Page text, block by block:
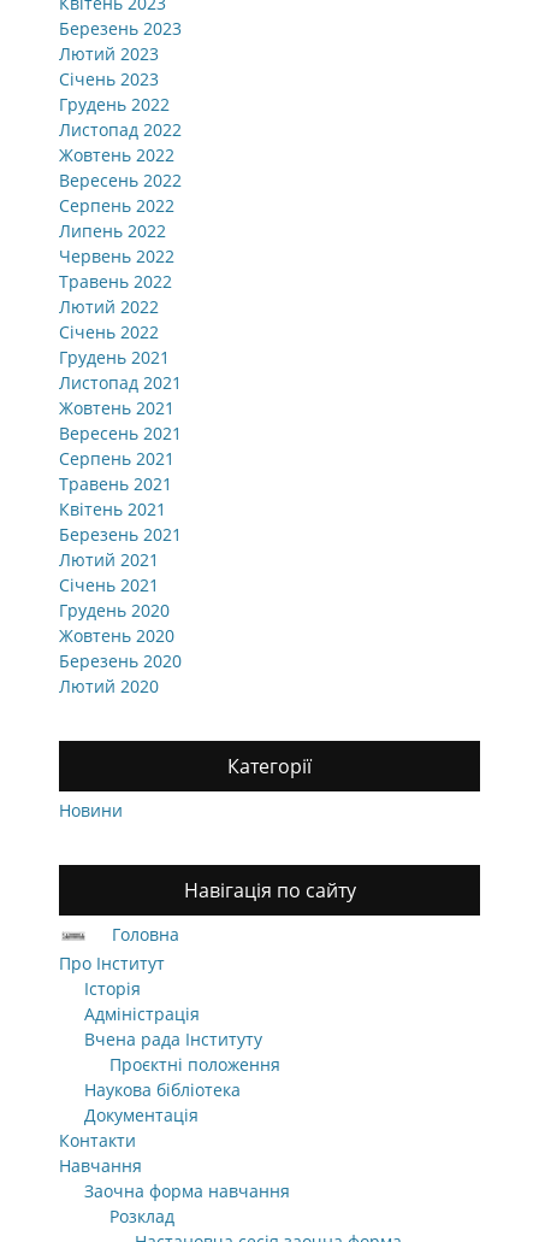
Березень 2023
Лютий 2023
Січень 2023
Грудень 2022
Листопад 2022
Жовтень 2022
Вересень 2022
Серпень 2022
Липень 2022
Червень 2022
Травень 2022
Лютий 2022
Січень 2022
Грудень 2021
Листопад 2021
Жовтень 2021
Вересень 2021
Серпень 2021
Травень 2021
Квітень 2021
Березень 2021
Лютий 2021
Січень 2021
Грудень 2020
Жовтень 2020
Березень 2020
Лютий 2020
Категорії
Новини
Навігація по сайту
Головна
Про Інститут
Історія
Адміністрація
Вчена рада Інституту
Проєктні положення
Наукова бібліотека
Документація
Контакти
Навчання
Заочна форма навчання
Розклад